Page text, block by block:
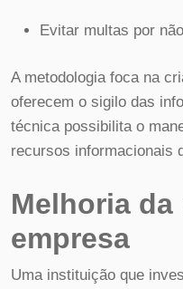
Evitar multas por
A metodologia foca na
oferecem o sigilo das
técnica possibilita o
recursos informacionais
Melhoria
empresa
Uma instituição que